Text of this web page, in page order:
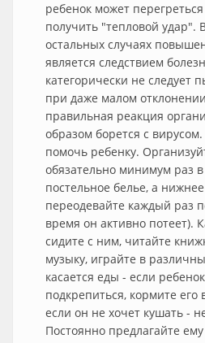
ребенок может
получить "тепловой удар".
остальных случаях
является следствием
категорически не следует
при даже малом
правильная реакция
образом борется с
помочь ребенку.
обязательно минимум раз
постельное белье, а
переодевайте каждый раз
время он активно потеет).
сидите с ним, читайте
музыку, играйте в
касается еды - если
подкрепиться, кормите
если он не хочет кушать -
Постоянно предлагайте